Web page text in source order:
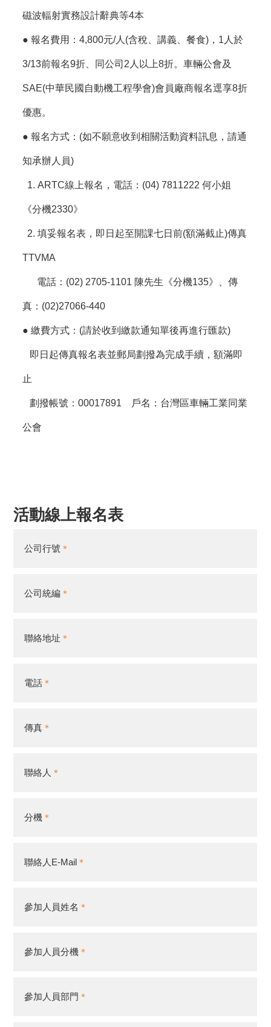
磁波輻射實務設計辭典等4本
● 報名費用：4,800元/人(含稅、講義、餐食)，1人於
3/13前報名9折、同公司2人以上8折。車輛公會及
SAE(中華民國自動機工程學會)會員廠商報名逕享8折
優惠。
● 報名方式：(如不願意收到相關活動資料訊息，請通
知承辦人員)
1. ARTC線上報名，電話：(04) 7811222 何小姐
《分機2330》
2. 填妥報名表，即日起至開課七日前(額滿截止)傳真
TTVMA
電話：(02) 2705-1101 陳先生《分機135》、傳
真：(02)27066-440
● 繳費方式：(請於收到繳款通知單後再進行匯款)
即日起傳真報名表並郵局劃撥為完成手續，額滿即
止
劃撥帳號：00017891 戶名：台灣區車輛工業同業
公會
活動線上報名表
公司行號
公司統編
聯絡地址
電話
傳真
聯絡人
分機
聯絡人E-Mail
參加人員姓名
參加人員分機
參加人員部門